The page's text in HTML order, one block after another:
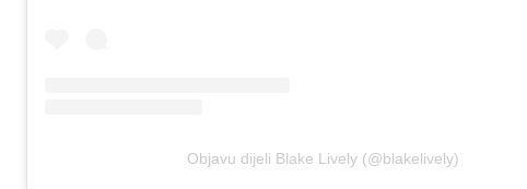
Objavu dijeli Blake Lively (@blakelively)